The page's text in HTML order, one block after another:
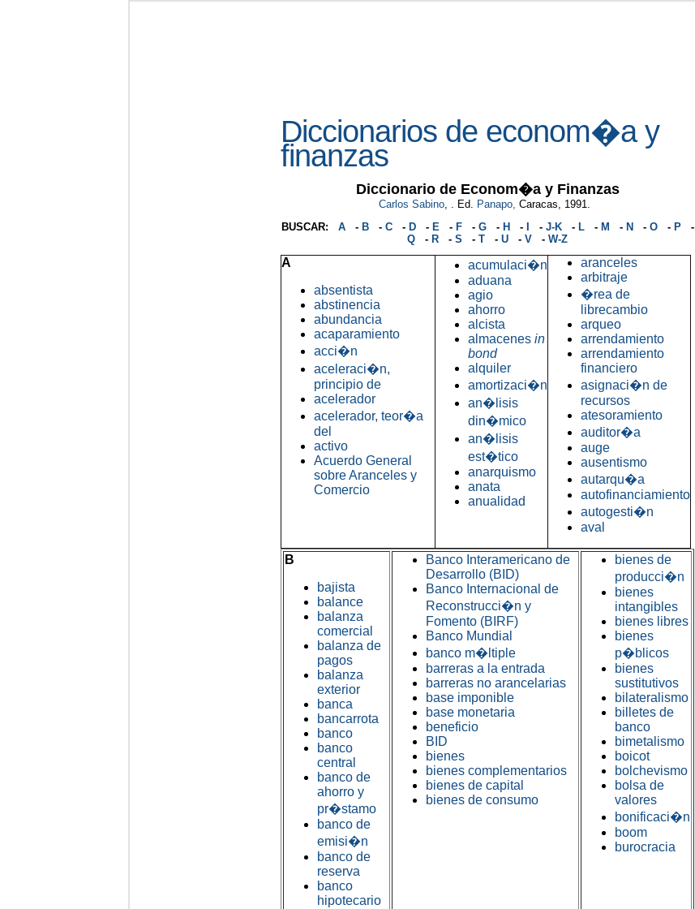
Diccionarios de econom�a y
finanzas
Diccionario de Econom�a y Finanzas
Carlos Sabino, . Ed. Panapo, Caracas, 1991.
BUSCAR: A - B - C - D - E - F - G - H - I - J-K - L - M - N - O - P
-
Q
- R - S - T - U - V - W-Z
A
absentista
abstinencia
abundancia
acaparamiento
acci�n
aceleraci�n,
principio de
acelerador
acelerador, teor�a
del
activo
Acuerdo General
sobre Aranceles y
Comercio
acumulaci�n
aduana
agio
ahorro
alcista
almacenes in
bond
alquiler
amortizaci�n
an�lisis
din�mico
an�lisis
est�tico
anarquismo
anata
anualidad
aranceles
arbitraje
�rea de
librecambio
arqueo
arrendamiento
arrendamiento
financiero
asignaci�n de
recursos
atesoramiento
auditor�a
auge
ausentismo
autarqu�a
autofinanciamiento
autogesti�n
aval
B
bajista
balance
balanza
comercial
balanza de
pagos
balanza
exterior
banca
bancarrota
banco
banco
central
banco de
ahorro y
pr�stamo
banco de
emisi�n
banco de
reserva
banco
hipotecario
Banco Interamericano de
Desarrollo (BID)
Banco Internacional de
Reconstrucci�n y
Fomento (BIRF)
Banco Mundial
banco m�ltiple
barreras a la entrada
barreras no arancelarias
base imponible
base monetaria
beneficio
BID
bienes
bienes complementarios
bienes de capital
bienes de consumo
bienes de
producci�n
bienes
intangibles
bienes libres
bienes
p�blicos
bienes
sustitutivos
bilateralismo
billetes de
banco
bimetalismo
boicot
bolchevismo
bolsa de
valores
bonificaci�n
boom
burocracia